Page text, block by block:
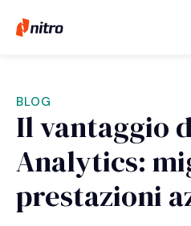
BLOG
Il vantaggio
Analytics:
prestazioni